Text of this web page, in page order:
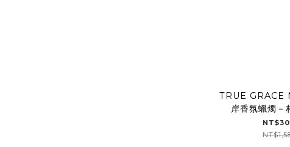
TRUE GRACE
岸香氛蠟燭－